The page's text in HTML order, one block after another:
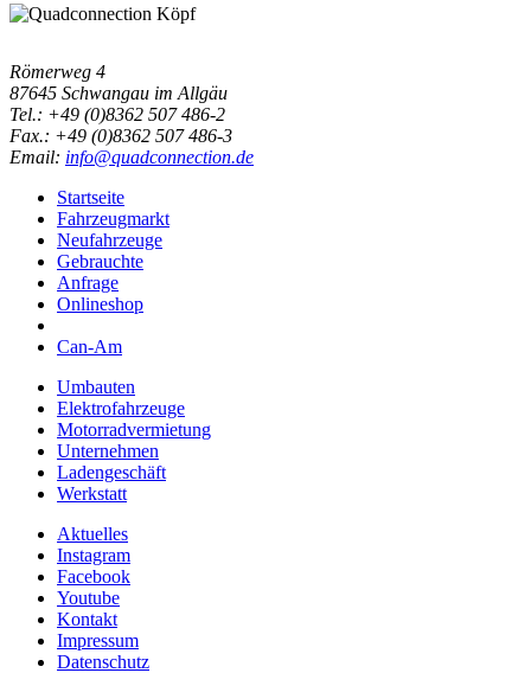
Römerweg 4
87645 Schwangau im Allgäu
Tel.: +49 (0)8362 507 486-2
Fax.: +49 (0)8362 507 486-3
Email: info@quadconnection.de
Startseite
Fahrzeugmarkt
Neufahrzeuge
Gebrauchte
Anfrage
Onlineshop
Can-Am
Umbauten
Elektrofahrzeuge
Motorradvermietung
Unternehmen
Ladengeschäft
Werkstatt
Aktuelles
Instagram
Facebook
Youtube
Kontakt
Impressum
Datenschutz